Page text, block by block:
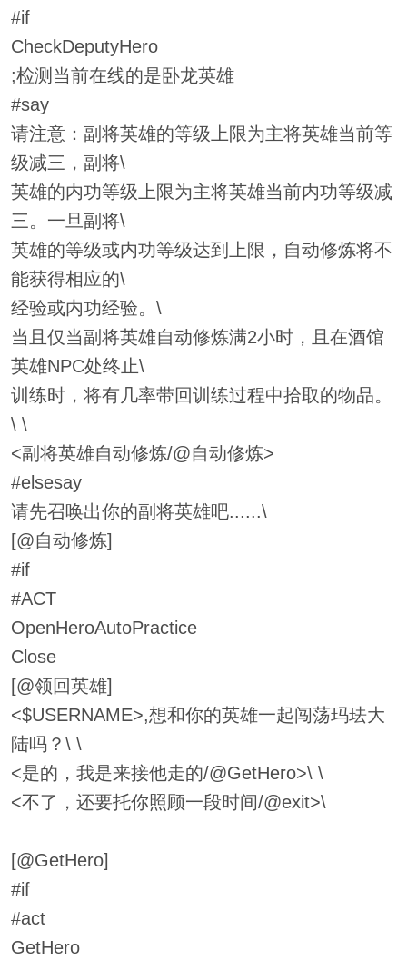
#if
CheckDeputyHero
;检测当前在线的是卧龙英雄
#say
请注意：副将英雄的等级上限为主将英雄当前等
级减三，副将\
英雄的内功等级上限为主将英雄当前内功等级减
三。一旦副将\
英雄的等级或内功等级达到上限，自动修炼将不
能获得相应的\
经验或内功经验。\
当且仅当副将英雄自动修炼满2小时，且在酒馆
英雄NPC处终止\
训练时，将有几率带回训练过程中拾取的物品。
\ \
<副将英雄自动修炼/@自动修炼>
#elsesay
请先召唤出你的副将英雄吧......\
[@自动修炼]
#if
#ACT
OpenHeroAutoPractice
Close
[@领回英雄]
<$USERNAME>,想和你的英雄一起闯荡玛珐大
陆吗？\ \
<是的，我是来接他走的/@GetHero>\ \
<不了，还要托你照顾一段时间/@exit>\
[@GetHero]
#if
#act
GetHero